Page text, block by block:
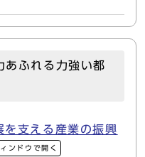
ふれる力強い都
支える産業の振興
ンドウで開く